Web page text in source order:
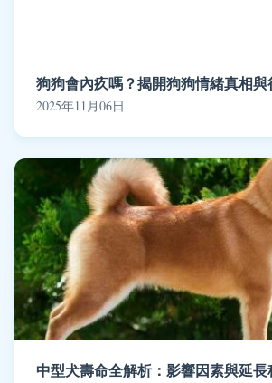
狗狗會內疚嗎？揭開狗狗情緒真相
2025年11月06日
中型犬壽命全解析：影響因素與延